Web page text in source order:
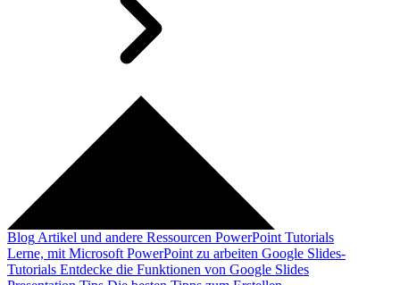
Blog Artikel und andere Ressourcen PowerPoint Tutorials
Lerne, mit Microsoft PowerPoint zu arbeiten Google Slides-
Tutorials Entdecke die Funktionen von Google Slides